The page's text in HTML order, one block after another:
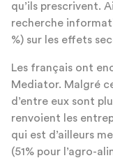
qu’ils prescrivent.
recherche
%) sur les effets
Les français ont
Mediator. Malgré
d’entre eux sont
renvoient les
qui est d’ailleurs
(51% pour l’agro-